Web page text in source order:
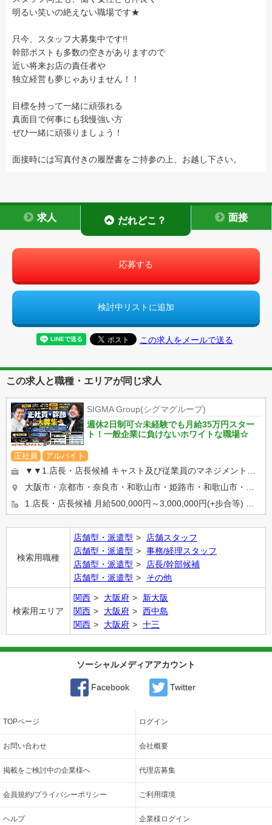
明るい笑いの絶えない職場です★
只今、スタッフ大募集中です!!
幹部ポストも多数の空きがありますので
近い将来お店の責任者や
独立経営も夢じゃありません！！
目標を持って一緒に頑張れる
真面目で何事にも我慢強い方
ぜひ一緒に頑張りましょう！
面接時には写真付きの履歴書をご持参の上、お越し下さい。
求人 だれどこ？ 面接
応募する
検討中リストに追加
この求人をメールで送る
この求人と職種・エリアが同じ求人
SIGMA Group(シグマグループ)
週休2日制可☆未経験でも月給35万円スター
ト！一般企業に負けないホワイトな職場☆
正社員 アルバイト
検索用職種
店舗型・派遣型
店舗スタッフ
店舗型・派遣型
事務/経理スタッフ
店舗型・派遣型
店長/幹部候補
店舗型・派遣型
その他
検索用エリア
関西 大阪府
新大阪
関西
大阪府
西中島
関西
大阪府 十三
ソーシャルメディアアカウント
Facebook Twitter
TOPページ ログイン
お問い合わせ 会社概要
掲載をご検討中の企業様へ 代理店募集
会員規約/プライバシーポリシー ご利用環境
ヘルプ 企業様ログイン